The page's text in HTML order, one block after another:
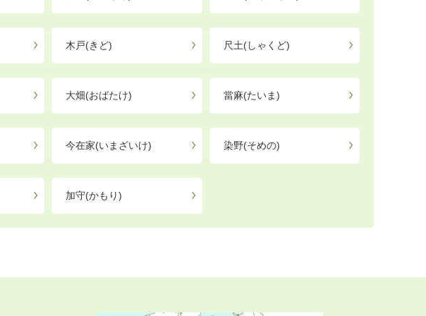
木戸(きど) 尺土(しゃくど)
大畑(おばたけ) 當麻(たいま)
今在家(いまざいけ) 染野(そめの)
加守(かもり)